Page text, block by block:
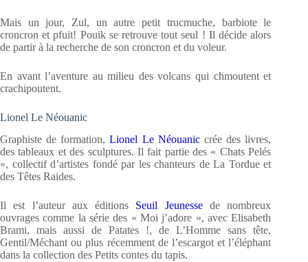
Mais un jour, Zul, un autre petit trucmuche, barbiote le
croncron et pfuit! Pouik se retrouve tout seul ! Il décide alors
de partir à la recherche de son croncron et du voleur.
En avant l’aventure au milieu des volcans qui chmoutent et
crachipoutent.
Lionel Le Néouanic
Graphiste de formation,Lionel Le Néouaniccrée des livres,
des tableaux et des sculptures. Il fait partie des « Chats Pelés
», collectif d’artistes fondé par les chanteurs de La Tordue et
des Têtes Raides.
Il est l’auteur aux éditions Seuil Jeunessede nombreux
ouvrages comme la série des « Moi j’adore », avec Elisabeth
Brami, mais aussi de Patates !, de L’Homme sans tête,
Gentil/Méchant ou plus récemment de l’escargot et l’éléphant
dans la collection des Petits contes du tapis.